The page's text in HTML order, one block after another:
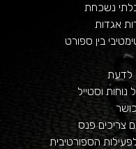
נשכחת
אגדות
בין ספורט
לדעת
וסטייל
צריכים פנס
הספורטיבית